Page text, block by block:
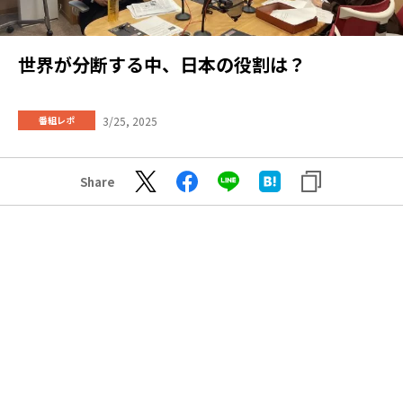
世界が分断する中、日本の役割は？
番組レポ 3/25, 2025
Share